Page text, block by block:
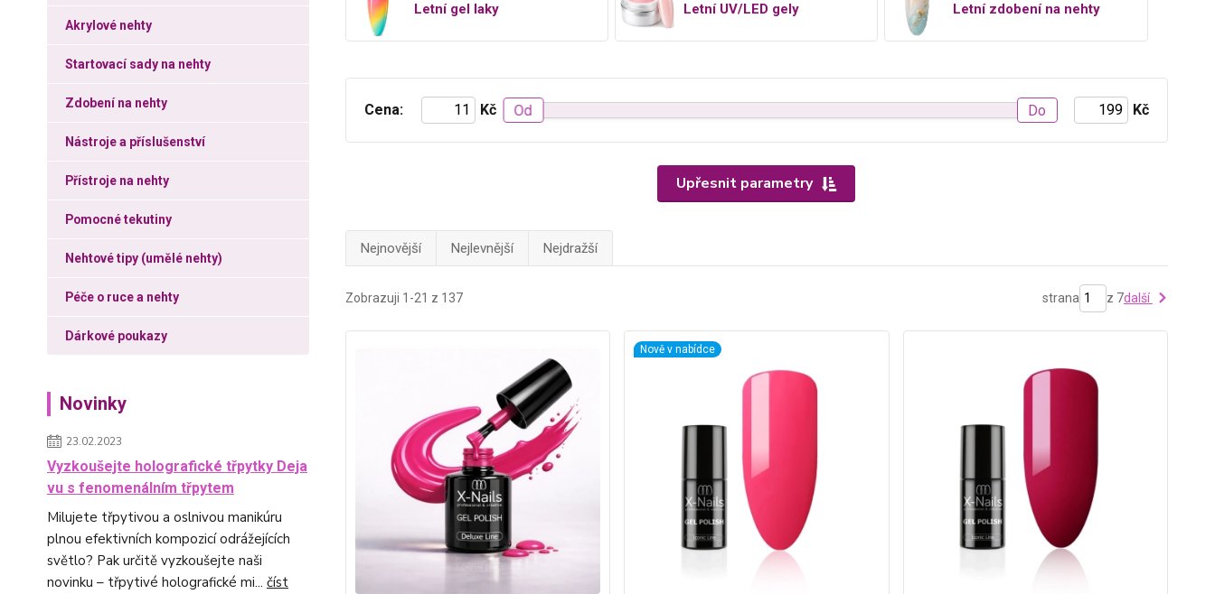
Akrylové nehty
Startovací sady na nehty
Zdobení na nehty
Nástroje a příslušenství
Přístroje na nehty
Pomocné tekutiny
Nehtové tipy (umělé nehty)
Péče o ruce a nehty
Dárkové poukazy
Novinky
23.02.2023
Vyzkoušejte holografické třpytky Deja
vu s fenomenálním třpytem
Milujete třpytivou a oslnivou manikúru
plnou efektivních kompozicí odrážejících
světlo? Pak určitě vyzkoušejte naši
novinku – třpytivé holografické mi... číst
Letní gel laky Letní UV/LED gely Letní zdobení na nehty
Upřesnit parametry
Cena: Kč Od Do Kč
Nejnovější Nejlevnější Nejdražší
Zobrazuji 1-21 z 137 strana z 7další
Nově v nabídce